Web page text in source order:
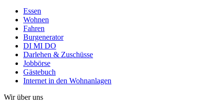
Essen
Wohnen
Fahren
Burgenerator
DI MI DO
Darlehen & Zuschüsse
Jobbörse
Gästebuch
Internet in den Wohnanlagen
Wir über uns